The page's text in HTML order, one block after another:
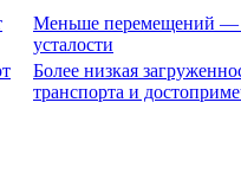
Меньше перемещений —
усталости
Более низкая
транспорта и